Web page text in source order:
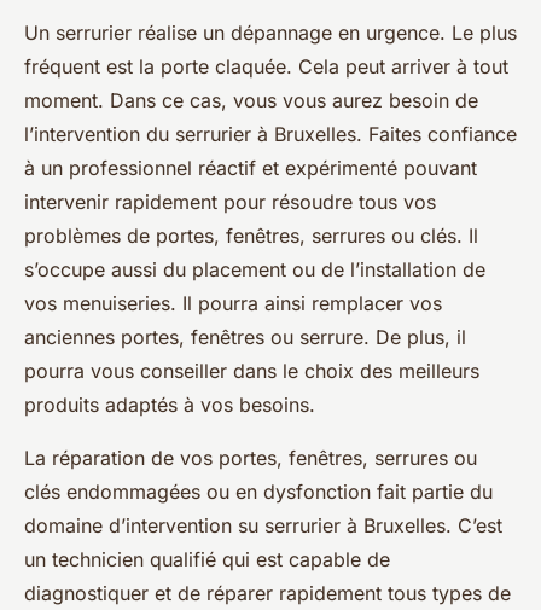
Un serrurier réalise un dépannage en urgence. Le plus
fréquent est la porte claquée. Cela peut arriver à tout
moment. Dans ce cas, vous vous aurez besoin de
l’intervention du serrurier à Bruxelles. Faites confiance
à un professionnel réactif et expérimenté pouvant
intervenir rapidement pour résoudre tous vos
problèmes de portes, fenêtres, serrures ou clés. Il
s’occupe aussi du placement ou de l’installation de
vos menuiseries. Il pourra ainsi remplacer vos
anciennes portes, fenêtres ou serrure. De plus, il
pourra vous conseiller dans le choix des meilleurs
produits adaptés à vos besoins.
La réparation de vos portes, fenêtres, serrures ou
clés endommagées ou en dysfonction fait partie du
domaine d’intervention su serrurier à Bruxelles. C’est
un technicien qualifié qui est capable de
diagnostiquer et de réparer rapidement tous types de